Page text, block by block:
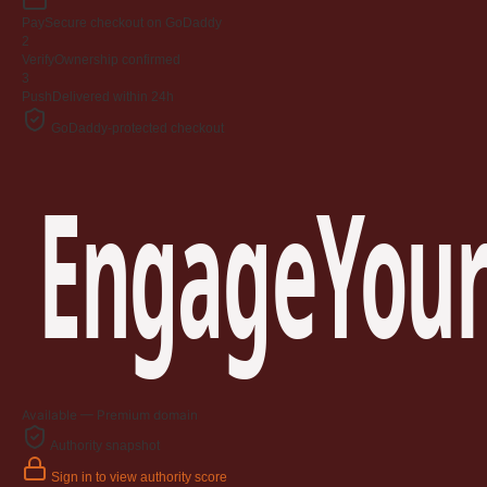
PaySecure checkout on GoDaddy
2
VerifyOwnership confirmed
3
Push Delivered within 24h
GoDaddy-protected checkout
Available — Premium domain
Authority snapshot
Sign in to view authority score